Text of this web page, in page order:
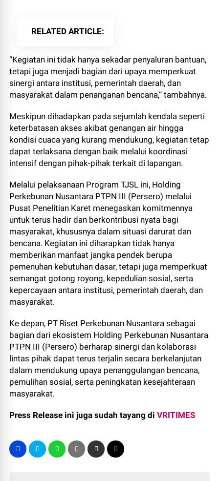
RELATED ARTICLE
“Kegiatan ini tidak hanya sekadar penyaluran bantuan,
tetapi juga menjadi bagian dari upaya memperkuat
sinergi antara institusi, pemerintah daerah, dan
masyarakat dalam penanganan bencana,” tambahnya.
Meskipun dihadapkan pada sejumlah kendala seperti
keterbatasan akses akibat genangan air hingga
kondisi cuaca yang kurang mendukung, kegiatan tetap
dapat terlaksana dengan baik melalui koordinasi
intensif dengan pihak-pihak terkait di lapangan.
Melalui pelaksanaan Program TJSL ini, Holding
Perkebunan Nusantara PTPN III (Persero) melalui
Pusat Penelitian Karet menegaskan komitmennya
untuk terus hadir dan berkontribusi nyata bagi
masyarakat, khususnya dalam situasi darurat dan
bencana. Kegiatan ini diharapkan tidak hanya
memberikan manfaat jangka pendek berupa
pemenuhan kebutuhan dasar, tetapi juga memperkuat
semangat gotong royong, kepedulian sosial, serta
kepercayaan antara institusi, pemerintah daerah, dan
masyarakat.
Ke depan, PT Riset Perkebunan Nusantara sebagai
bagian dari ekosistem Holding Perkebunan Nusantara
PTPN III (Persero) berharap sinergi dan kolaborasi
lintas pihak dapat terus terjalin secara berkelanjutan
dalam mendukung upaya penanggulangan bencana,
pemulihan sosial, serta peningkatan kesejahteraan
masyarakat.
Press Release ini juga sudah tayang diVRITIMES